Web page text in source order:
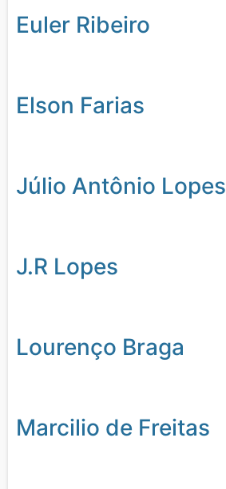
Euler Ribeiro
Elson Farias
Júlio Antônio Lopes
J.R Lopes
Lourenço Braga
Marcilio de Freitas